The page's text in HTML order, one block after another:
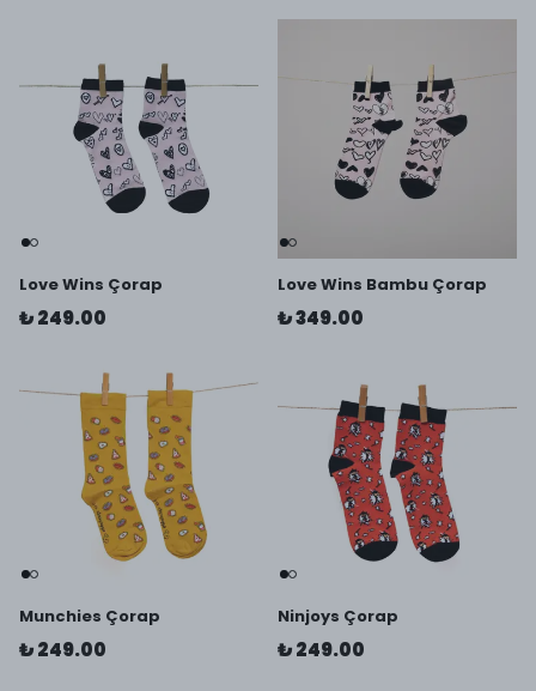
Love Wins Çorap
₺ 249.00
Love Wins Bambu Çorap
₺ 349.00
Munchies Çorap
₺ 249.00
Ninjoys Çorap
₺ 249.00